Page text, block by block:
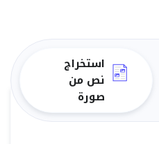
استخراج
نص من
صورة